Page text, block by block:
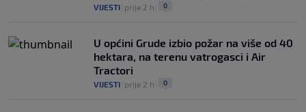
VIJESTI prije 2 h 0
U općini Grude izbio požar na više od 40
hektara, na terenu vatrogasci i Air
Tractori
VIJESTI prije 2 h 0